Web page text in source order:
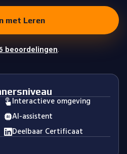
met Leren
beoordelingen.
Interactieve omgeving
AI-assistent
Deelbaar Certificaat